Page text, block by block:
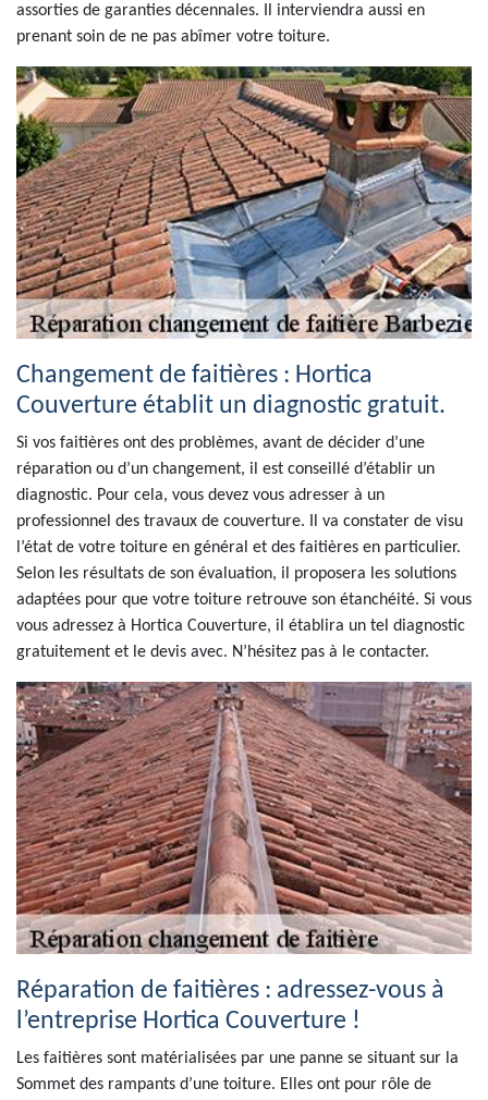
assorties de garanties décennales. Il interviendra aussi en
prenant soin de ne pas abîmer votre toiture.
Changement de faitières : Hortica
Couverture établit un diagnostic gratuit.
Si vos faitières ont des problèmes, avant de décider d’une
réparation ou d’un changement, il est conseillé d’établir un
diagnostic. Pour cela, vous devez vous adresser à un
professionnel des travaux de couverture. Il va constater de visu
l’état de votre toiture en général et des faitières en particulier.
Selon les résultats de son évaluation, il proposera les solutions
adaptées pour que votre toiture retrouve son étanchéité. Si vous
vous adressez à Hortica Couverture, il établira un tel diagnostic
gratuitement et le devis avec. N’hésitez pas à le contacter.
Réparation de faitières : adressez-vous à
l’entreprise Hortica Couverture !
Les faitières sont matérialisées par une panne se situant sur la
Sommet des rampants d’une toiture. Elles ont pour rôle de